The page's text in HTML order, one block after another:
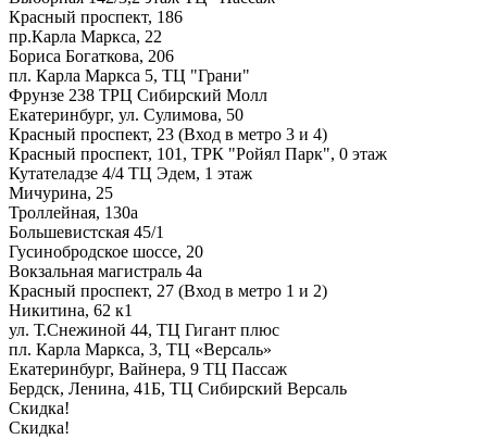
Красный проспект, 186
пр.Карла Маркса, 22
Бориса Богаткова, 206
пл. Карла Маркса 5, ТЦ "Грани"
Фрунзе 238 ТРЦ Сибирский Молл
Екатеринбург, ул. Сулимова, 50
Красный проспект, 23 (Вход в метро 3 и 4)
Красный проспект, 101, ТРК "Ройял Парк", 0 этаж
Кутателадзе 4/4 ТЦ Эдем, 1 этаж
Мичурина, 25
Троллейная, 130а
Большевистская 45/1
Гусинобродское шоссе, 20
Вокзальная магистраль 4а
Красный проспект, 27 (Вход в метро 1 и 2)
Никитина, 62 к1
ул. Т.Снежиной 44, ТЦ Гигант плюс
пл. Карла Маркса, 3, ТЦ «Версаль»
Екатеринбург, Вайнера, 9 ТЦ Пассаж
Бердск, Ленина, 41Б, ТЦ Сибирский Версаль
Скидка!
Скидка!